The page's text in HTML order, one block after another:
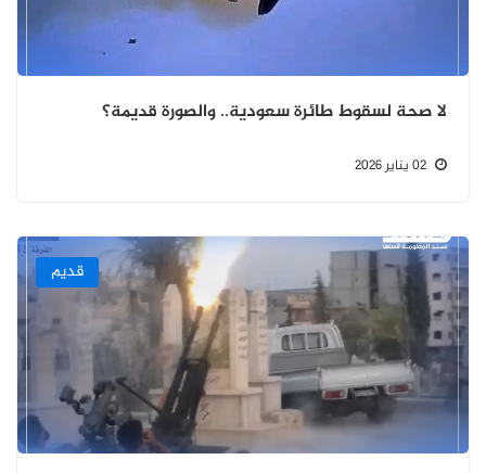
لا صحة لسقوط طائرة سعودية.. والصورة قديمة؟
قديم